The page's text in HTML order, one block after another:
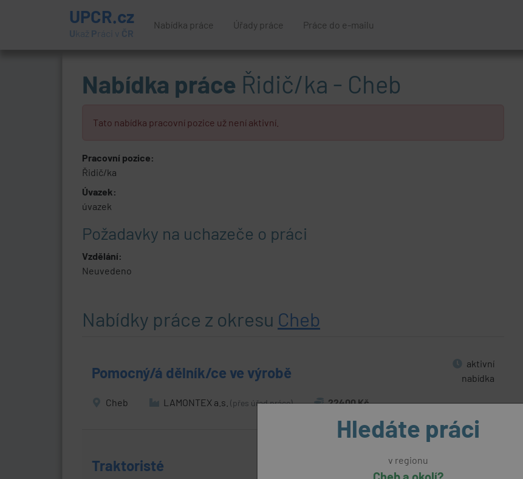
UPCR.cz
U kaž P ráci v ČR
Nabídka práce Úřady práce Práce do e-mailu
Nabídka práce Řidič/ka - Cheb
Tato nabídka pracovní pozice už není aktivní.
Pracovní pozice:
Řidič/ka
Úvazek:
úvazek
Požadavky na uchazeče o práci
Vzdělání:
Neuvedeno
Nabídky práce z okresu Cheb
Pomocný/á dělník/ce ve výrobě
aktivní
nabídka
Cheb LAMONTEX a.s. (přes úřad práce) 22400 Kč
Traktoristé
Hledáte práci
v regionu